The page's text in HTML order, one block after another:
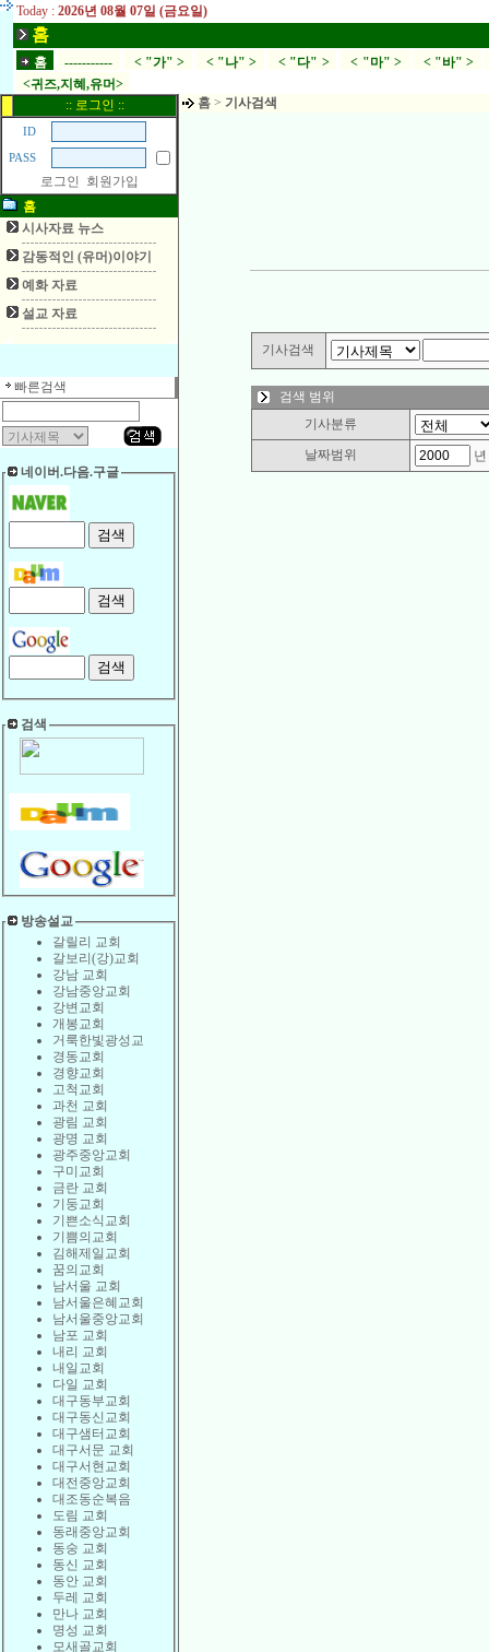
Today : 2026년 08월 07일 (금요일)
홈
홈 ----------- < "가" > < "나" > < "다" > < "마" > < "바" >
<귀즈,지혜,유머>
:: 로그인 ::
ID
PASS
로그인
회원가입
홈
시사자료 뉴스
감동적인 (유머)이야기
예화 자료
설교 자료
빠른검색
네이버.다음.구글
검색
방송설교
갈릴리 교회
갈보리(강)교회
강남 교회
강남중앙교회
강변교회
개봉교회
거룩한빛광성교
경동교회
경향교회
고척교회
과천 교회
광림 교회
광명 교회
광주중앙교회
구미교회
금란 교회
기둥교회
기쁜소식교회
기쁨의교회
김해제일교회
꿈의교회
남서울 교회
남서울은혜교회
남서울중앙교회
남포 교회
내리 교회
내일교회
다일 교회
대구동부교회
대구동신교회
대구샘터교회
대구서문 교회
대구서현교회
대전중앙교회
대조동순복음
도림 교회
동래중앙교회
동숭 교회
동신 교회
동안 교회
두레 교회
만나 교회
명성 교회
모새골교회
홈 > 기사검색
기사검색
검색 범위
기사분류
날짜범위